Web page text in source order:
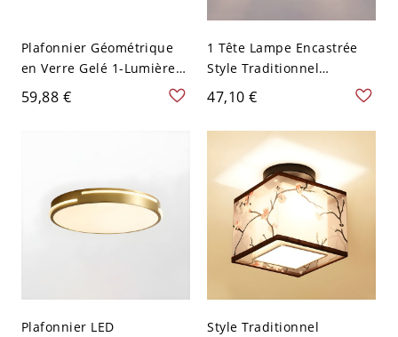
Plafonnier Géométrique
en Verre Gelé 1-Lumière
Lampe Encastrée
Traditionnelle pour Cour -
59,88 €
1 Tête Lampe Encastrée
Style Traditionnel
Plafonnier Cylindre en
Cristal Clair avec Cage
Sphérique - Noir 110 V-
47,10 €
Plafonnier LED
Style Traditionnel